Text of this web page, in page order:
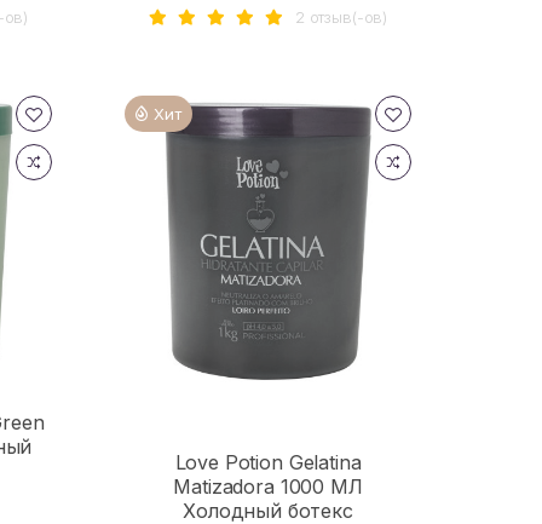
ов) 2 отзыв(-ов)
Хит
Love Potion Gelatina
Matizadora 1000 МЛ
Холодный ботекс